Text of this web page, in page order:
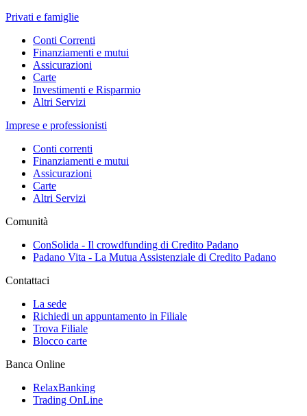
Privati e famiglie
Conti Correnti
Finanziamenti e mutui
Assicurazioni
Carte
Investimenti e Risparmio
Altri Servizi
Imprese e professionisti
Conti correnti
Finanziamenti e mutui
Assicurazioni
Carte
Altri Servizi
Comunità
ConSolida - Il crowdfunding di Credito Padano
Padano Vita - La Mutua Assistenziale di Credito Padano
Contattaci
La sede
Richiedi un appuntamento in Filiale
Trova Filiale
Blocco carte
Banca Online
RelaxBanking
Trading OnLine